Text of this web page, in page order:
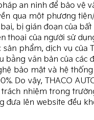
an ninh để bảo
qua một phương
bị gián đoạn của
thoại của người sử
phẩm, dịch vụ của
văn bản của các
bảo mật và hệ
Do vậy, THACO
nhiệm trong
lên website đều